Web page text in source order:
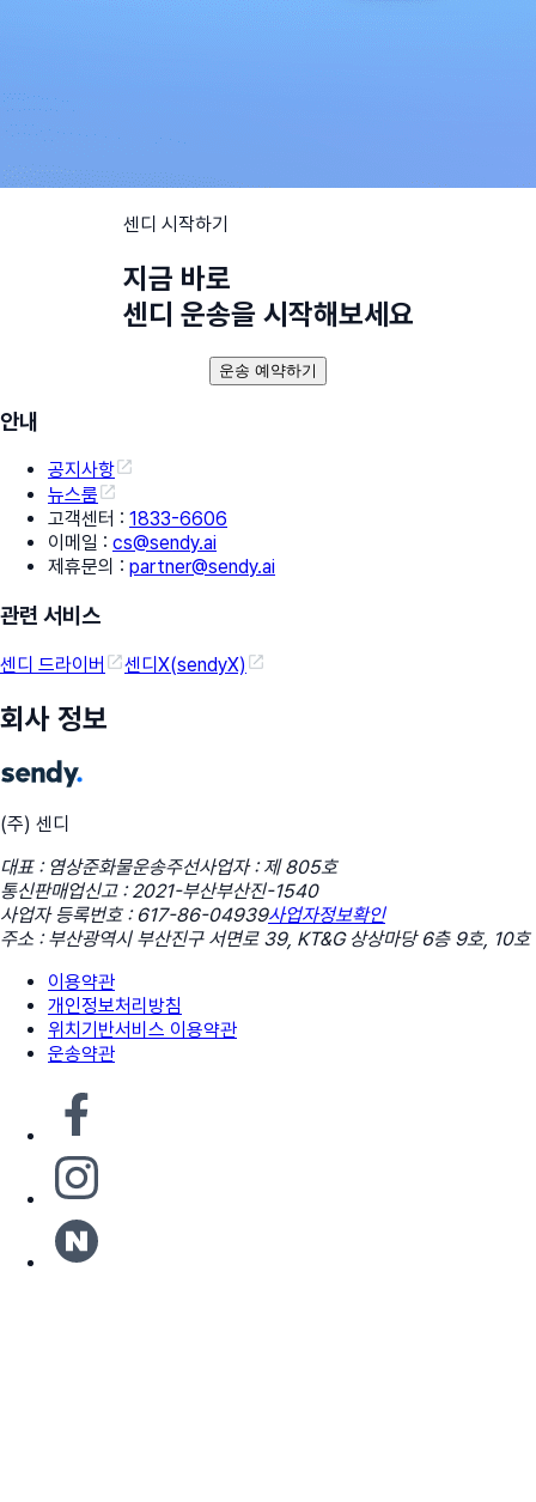
센디 시작하기
지금 바로
센디 운송을 시작해보세요
운송 예약하기
안내
공지사항
뉴스룸
고객센터 : 1833-6606
이메일 : cs@sendy.ai
제휴문의 : partner@sendy.ai
관련 서비스
센디 드라이버 센디X(sendyX)
회사 정보
(주) 센디
대표 : 염상준화물운송주선사업자 : 제 805호
통신판매업신고 : 2021-부산부산진-1540
사업자 등록번호 : 617-86-04939사업자정보확인
주소 : 부산광역시 부산진구 서면로 39, KT&G 상상마당 6층 9호, 10호
이용약관
개인정보처리방침
위치기반서비스 이용약관
운송약관